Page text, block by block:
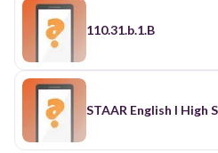
110.31.b.1.B
STAAR English I High